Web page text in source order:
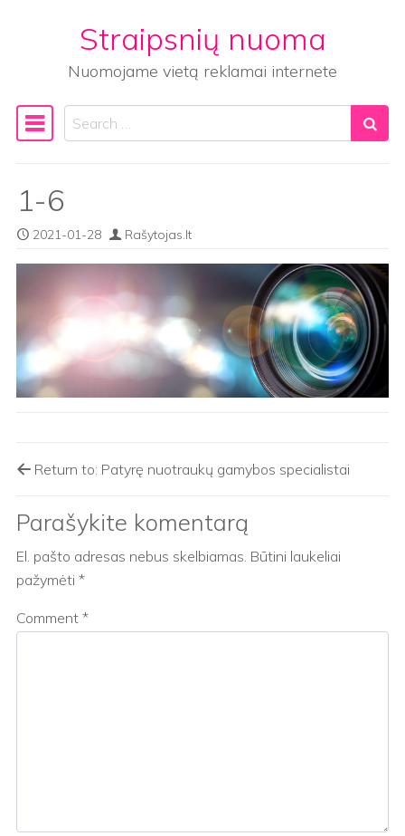
Straipsnių nuoma
Nuomojame vietą reklamai internete
Main Navigation
Search
1-6
2021-01-28 Rašytojas.lt
Return to: Patyrę nuotraukų gamybos specialistai
Parašykite komentarą
El. pašto adresas nebus skelbiamas. Būtini laukeliai
pažymėti *
Comment *